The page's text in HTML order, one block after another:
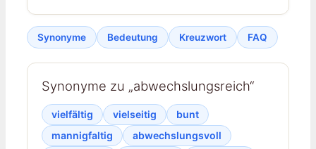
Synonyme Bedeutung Kreuzwort FAQ
Synonyme zu „abwechslungsreich“
vielfältig vielseitig
bunt
mannigfaltig
abwechslungsvoll